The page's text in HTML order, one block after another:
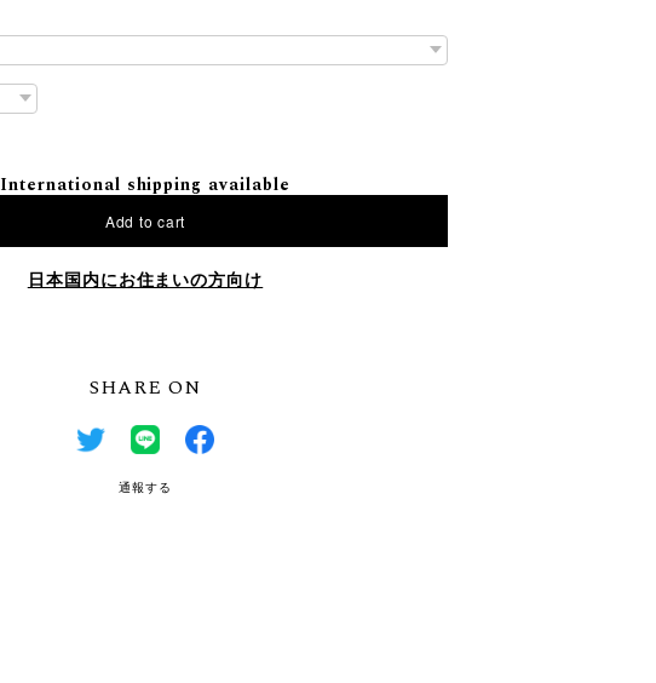
International shipping available
Add to cart
日本国内にお住まいの方向け
SHARE ON
通報する